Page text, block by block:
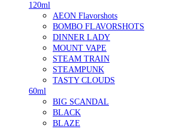
120ml
AEON Flavorshots
BOMBO FLAVORSHOTS
DINNER LADY
MOUNT VAPE
STEAM TRAIN
STEAMPUNK
TASTY CLOUDS
60ml
BIG SCANDAL
BLACK
BLAZE